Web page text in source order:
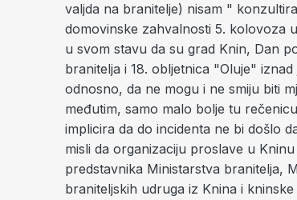
valjda na branitelje) nisam "
domovinske zahvalnosti 5. kolovoza
u svom stavu da su grad Knin, Dan
branitelja i 18. obljetnica "Oluje"
odnosno, da ne mogu i ne smiju biti
međutim, samo malo bolje tu
implicira da do incidenta ne bi došlo
misli da organizaciju proslave u
predstavnika Ministarstva branitelja,
braniteljskih udruga iz Knina i